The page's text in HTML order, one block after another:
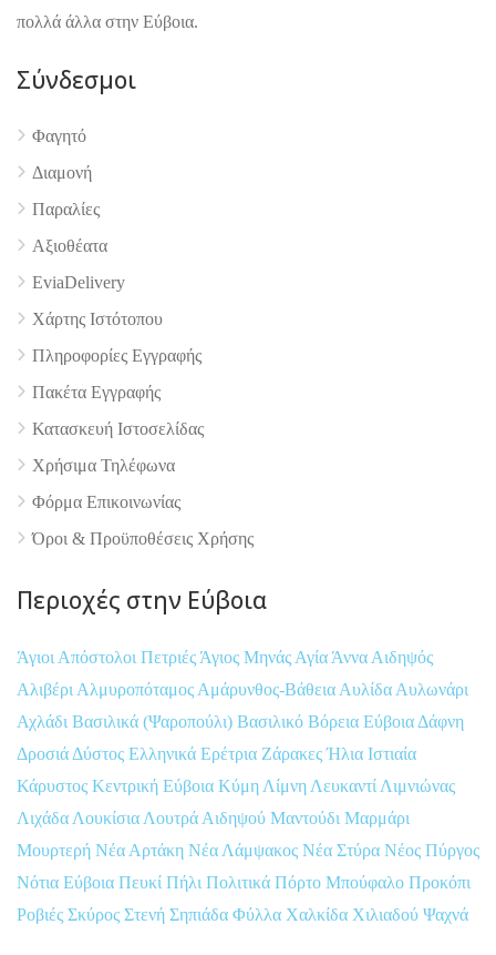
πολλά άλλα στην Εύβοια.
Σύνδεσμοι
Φαγητό
Διαμονή
Παραλίες
Αξιοθέατα
EviaDelivery
Χάρτης Ιστότοπου
Πληροφορίες Εγγραφής
Πακέτα Εγγραφής
Κατασκευή Ιστοσελίδας
Χρήσιμα Τηλέφωνα
Φόρμα Επικοινωνίας
Όροι & Προϋποθέσεις Xρήσης
Περιοχές στην Εύβοια
Άγιοι Απόστολοι Πετριές Άγιος Μηνάς Αγία Άννα Αιδηψός
Αλιβέρι Αλμυροπόταμος Αμάρυνθος-Βάθεια Αυλίδα Αυλωνάρι
Αχλάδι Βασιλικά (Ψαροπούλι) Βασιλικό Βόρεια Εύβοια Δάφνη
Δροσιά Δύστος Ελληνικά Ερέτρια ΖάρακεςΉλια Ιστιαία
Κάρυστος Κεντρική Εύβοια Κύμη Λίμνη Λευκαντί Λιμνιώνας
Λιχάδα Λουκίσια Λουτρά Αιδηψού Μαντούδι Μαρμάρι
Μουρτερή Νέα Αρτάκη Νέα Λάμψακος Νέα Στύρα Νέος Πύργος
Νότια Εύβοια Πευκί Πήλι Πολιτικά Πόρτο Μπούφαλο Προκόπι
Ροβιές Σκύρος Στενή Σηπιάδα Φύλλα Χαλκίδα Χιλιαδού Ψαχνά